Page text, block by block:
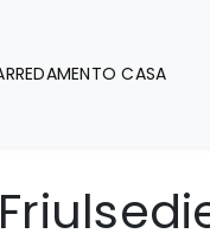
CASA